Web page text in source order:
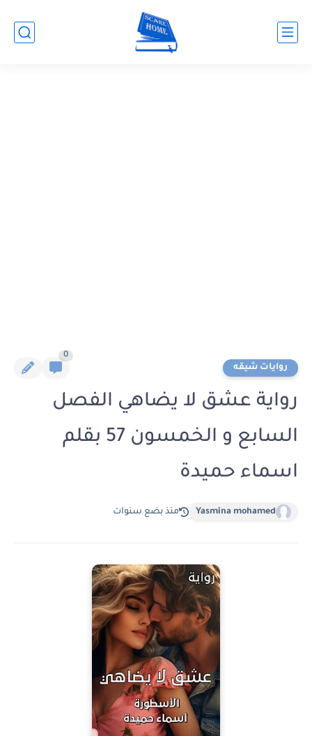
روايات شيقه
0
رواية عشق لا يضاهي الفصل
السابع و الخمسون 57 بقلم
اسماء حميدة
Yasmina mohamed منذ بضع سنوات